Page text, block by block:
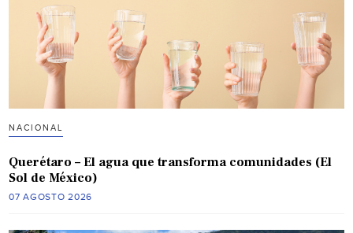
NACIONAL
Querétaro – El agua que transforma comunidades (El
Sol de México)
07 AGOSTO 2026